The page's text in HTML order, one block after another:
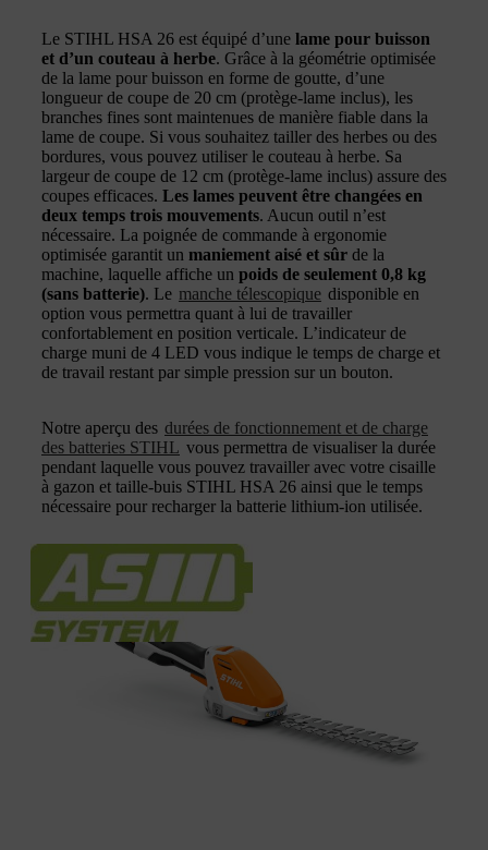
Le STIHL HSA 26 est équipé d’une lame pour buisson
et d’un couteau à herbe. Grâce à la géométrie optimisée
de la lame pour buisson en forme de goutte, d’une
longueur de coupe de 20 cm (protège-lame inclus), les
branches fines sont maintenues de manière fiable dans la
lame de coupe. Si vous souhaitez tailler des herbes ou des
bordures, vous pouvez utiliser le couteau à herbe. Sa
largeur de coupe de 12 cm (protège-lame inclus) assure des
coupes efficaces. Les lames peuvent être changées en
deux temps trois mouvements. Aucun outil n’est
nécessaire. La poignée de commande à ergonomie
optimisée garantit un maniement aisé et sûr de la
machine, laquelle affiche un poids de seulement 0,8 kg
(sans batterie). Le manche télescopique disponible en
option vous permettra quant à lui de travailler
confortablement en position verticale. L’indicateur de
charge muni de 4 LED vous indique le temps de charge et
de travail restant par simple pression sur un bouton.
Notre aperçu des durées de fonctionnement et de charge
des batteries STIHL vous permettra de visualiser la durée
pendant laquelle vous pouvez travailler avec votre cisaille
à gazon et taille-buis STIHL HSA 26 ainsi que le temps
nécessaire pour recharger la batterie lithium-ion utilisée.